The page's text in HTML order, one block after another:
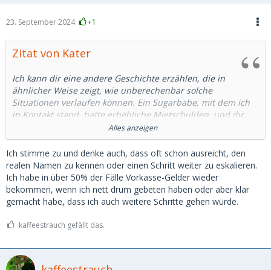
23. September 2024 +1
Zitat von Kater
Ich kann dir eine andere Geschichte erzählen, die in
ähnlicher Weise zeigt, wie unberechenbar solche
Situationen verlaufen können. Ein Sugarbabe, mit dem ich
in Kontakt stand, hatte erhebliche Mietschulden, und ihr
drohte die Kündigung der Wohnung. Die Angelegenheit war
absolut real; ich hatte selbst Kontakt zur Hausverwaltung
aufgenommen und schließlich die ausstehenden Beträge
direkt auf das Konto der Hausverwaltung überwiesen – nicht
auf ihr persönliches Konto.
Nur kurze Zeit später teilte sie mir mit, dass sie jemand
anderen kennengelernt habe. Sie wolle sich nicht mehr in
der Öffentlichkeit mit mir zeigen, gemeinsame Reisen
sie mir an, das überwiesene Geld bei ihr zu Hause gegen
sexuelle Dienstleistungen einzutauschen. Diese Abmachung
Alles anzeigen
Ich stimme zu und denke auch, dass oft schon ausreicht, den
realen Namen zu kennen oder einen Schritt weiter zu eskalieren.
Ich habe in über 50% der Fälle Vorkasse-Gelder wieder
bekommen, wenn ich nett drum gebeten haben oder aber klar
gemacht habe, dass ich auch weitere Schritte gehen würde.
kaffeestrauch gefällt das.